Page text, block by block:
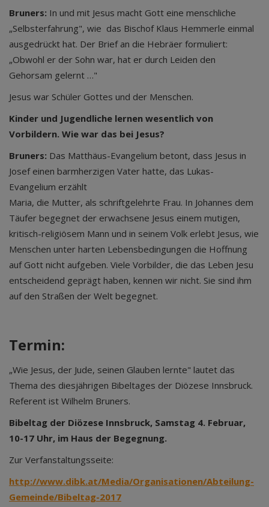
Bruners: In und mit Jesus macht Gott eine menschliche
„Selbsterfahrung", wie das Bischof Klaus Hemmerle einmal
ausgedrückt hat. Der Brief an die Hebräer formuliert:
„Obwohl er der Sohn war, hat er durch Leiden den
Gehorsam gelernt …"
Jesus war Schüler Gottes und der Menschen.
Kinder und Jugendliche lernen wesentlich von
Vorbildern. Wie war das bei Jesus?
Bruners: Das Matthäus-Evangelium betont, dass Jesus in
Josef einen barmherzigen Vater hatte, das Lukas-
Evangelium erzählt
Maria, die Mutter, als schriftgelehrte Frau. In Johannes dem
Täufer begegnet der erwachsene Jesus einem mutigen,
kritisch-religiösem Mann und in seinem Volk erlebt Jesus, wie
Menschen unter harten Lebensbedingungen die Hoffnung
auf Gott nicht aufgeben. Viele Vorbilder, die das Leben Jesu
entscheidend geprägt haben, kennen wir nicht. Sie sind ihm
auf den Straßen der Welt begegnet.
Termin:
„Wie Jesus, der Jude, seinen Glauben lernte" lautet das
Thema des diesjährigen Bibeltages der Diözese Innsbruck.
Referent ist Wilhelm Bruners.
Bibeltag der Diözese Innsbruck, Samstag 4. Februar,
10-17 Uhr, im Haus der Begegnung.
Zur Verfanstaltungsseite:
http://www.dibk.at/Media/Organisationen/Abteilung-
Gemeinde/Bibeltag-2017